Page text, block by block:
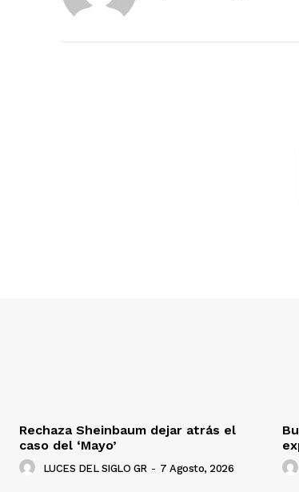
Rechaza Sheinbaum dejar atrás el
caso del ‘Mayo’
LUCES DEL SIGLO GR - 7 Agosto, 2026